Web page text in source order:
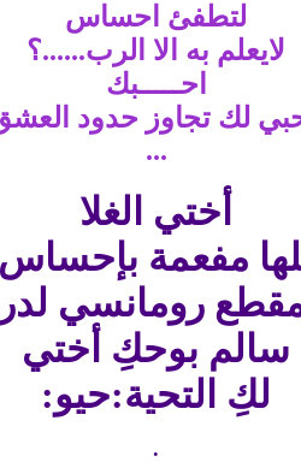
لتطفئ احساس
لايعلم به الا الرب......؟
احـــــبك
لك تجاوز حدود
...
أختي الغلا
مفعمة
رومانسي
سالم بوحكِ أختي
لكِ التحية:حيو:
.